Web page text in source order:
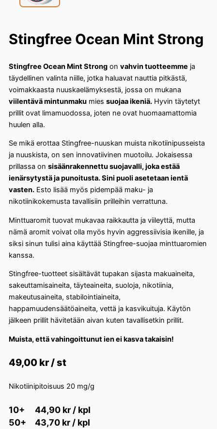
Stingfree Ocean Mint Strong
Stingfree Ocean Mint Strong on vahvin tuotteemme ja
täydellinen valinta niille, jotka haluavat nauttia pitkästä,
voimakkaasta nuuskaelämyksestä, jossa on mukana
viilentävä mintunmaku mies suojaa ikeniä. Hyvin täytetyt
prillit ovat limamuodossa, joten ne ovat huomaamattomia
huulen alla.
Se mikä erottaa Stingfree-nuuskan muista nikotiinipusseista
ja nuuskista, on sen innovatiivinen muotoilu. Jokaisessa
prillassa on sisäänrakennettu suojavalli, joka estää
ienärsytystä ja punoitusta. Sini puoli asetetaan ientä
vasten. Esto lisää myös pidempää maku- ja
nikotiinikokemusta tavallisiin prilleihin verrattuna.
Minttuaromit tuovat mukavaa raikkautta ja viileyttä, mutta
nämä aromit voivat olla myös hyvin aggressiivisia ikenille, ja
siksi sinun tulisi aina käyttää Stingfree-suojaa minttuaromien
kanssa.
Stingfree-tuotteet sisältävät tupakan sijasta makuaineita,
sakeuttamisaineita, täyteaineita, suoloja, nikotiinia,
makeutusaineita, stabilointiaineita,
happamuudensäätöaineita, vettä ja kasvikuituja. Käytön
jälkeen prillit hävitetään aivan kuten tavallisetkin prillit.
Muista, että vahingoittunut ien ei kasva takaisin!
49,00 kr / st
Nikotiinipitoisuus 20 mg/g
10+
44,90 kr / kpl
50+
43,70 kr / kpl